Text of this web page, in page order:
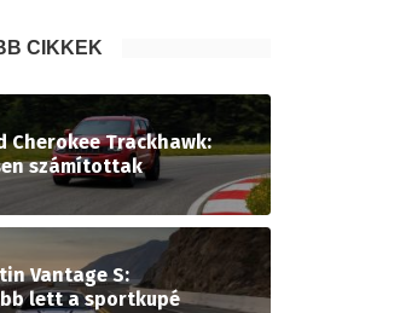
CIKKEK
Cherokee Trackhawk:
számítottak
Vantage S:
lett a sportkupé